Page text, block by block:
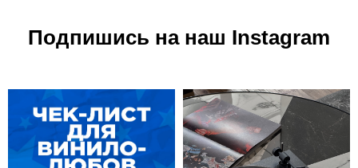
Подпишись на наш Instagram